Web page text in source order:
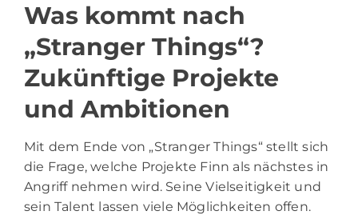
Was kommt nach
„Stranger Things“?
Zukünftige Projekte
und Ambitionen
Mit dem Ende von „Stranger Things“ stellt sich
die Frage, welche Projekte Finn als nächstes in
Angriff nehmen wird. Seine Vielseitigkeit und
sein Talent lassen viele Möglichkeiten offen.